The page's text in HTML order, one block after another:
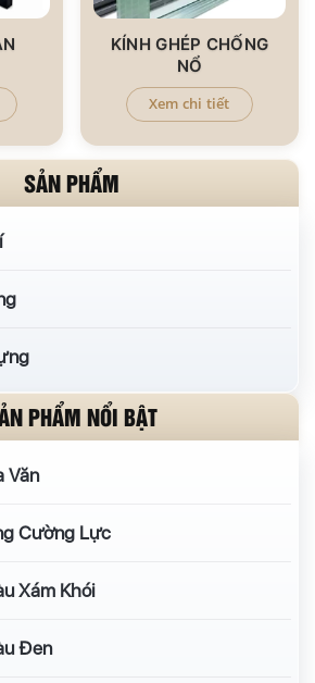
KÍNH GHÉP CHỐNG
NỔ
Xem chi tiết
SẢN PHẨM
PHẨM NỔI BẬT
Văn
Cường Lực
Xám Khói
Đen